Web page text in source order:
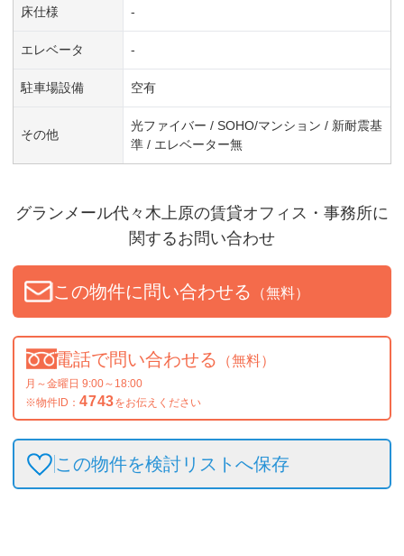
床仕様 -
エレベータ -
駐車場設備 空有
その他
光ファイバー / SOHO/マンション / 新耐震基
準 / エレベーター無
グランメール代々木上原の賃貸オフィス・事務所に
関するお問い合わせ
この物件に問い合わせる （無料）
電話で問い合わせる （無料）
月～金曜日 9:00～18:00
※物件ID： 4743をお伝えください
この物件を検討リストへ保存